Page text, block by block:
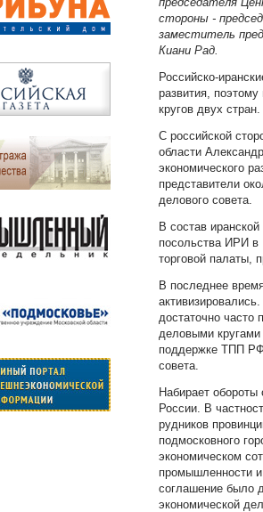
стороны -
заместитель
Киани Рад.
Российско-
развития,
кругов двух стран.
С российской
области
экономического
представители
делового совета.
В состав
посольства ИРИ в
торговой палаты,
В последнее
достаточно часто
деловыми
поддержке ТПП РФ
совета.
Набирает
России. В
рудников
подмосковного
экономическом
промышленности
соглашение было
экономической